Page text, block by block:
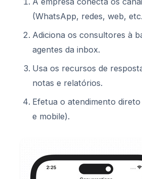
(WhatsApp, redes, web,
Adiciona os consultores à
agentes da inbox.
Usa os recursos de
notas e relatórios.
Efetua o atendimento
e mobile).